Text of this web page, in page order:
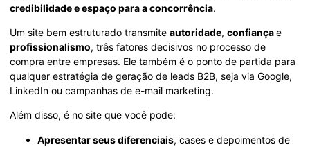
credibilidade e espaço para a concorrência.
Um site bem estruturado transmite autoridade, confiançae
profissionalismo, três fatores decisivos no processo de
compra entre empresas. Ele também é o ponto de partida para
qualquer estratégia de geração de leads B2B, seja via Google,
LinkedIn ou campanhas de e-mail marketing.
Além disso, é no site que você pode:
Apresentar seus diferenciais, cases e depoimentos de